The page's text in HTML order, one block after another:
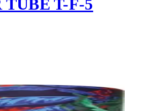
T-F-5